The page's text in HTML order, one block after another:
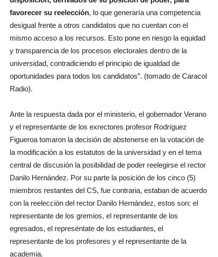
favorecer su reelección, lo que generaría una competencia
desigual frente a otros candidatos que no cuentan con el
mismo acceso a los recursos. Esto pone en riesgo la equidad
y transparencia de los procesos electorales dentro de la
universidad, contradiciendo el principio de igualdad de
oportunidades para todos los candidatos”. (tomado de Caracol
Radio).
Ante la respuesta dada por el ministerio, el gobernador Verano
y el representante de los exrectores profesor Rodríguez
Figueroa tomaron la decisión de abstenerse en la votación de
la modificación a los estatutos de la universidad y en el tema
central de discusión la posibilidad de poder reelegirse el rector
Danilo Hernández. Por su parte la posición de los cinco (5)
miembros restantes del CS, fue contraria, estaban de acuerdo
con la reelección del rector Danilo Hernández, estos son: el
representante de los gremios, el representante de los
egresados, el represéntate de los estudiantes, el
representante de los profesores y el representante de la
academia.